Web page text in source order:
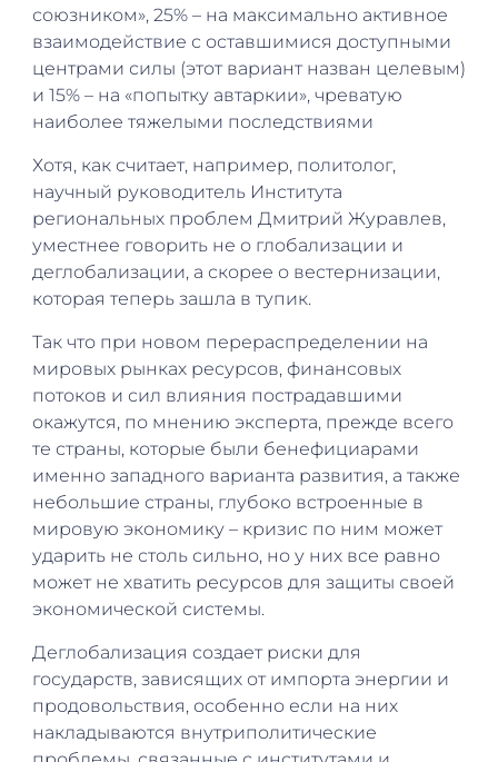
союзником», 25% – на максимально активное
взаимодействие с оставшимися доступными
центрами силы (этот вариант назван целевым)
и 15% – на «попытку автаркии», чреватую
наиболее тяжелыми последствиями
Хотя, как считает, например, политолог,
научный руководитель Института
региональных проблем Дмитрий Журавлев,
уместнее говорить не о глобализации и
деглобализации, а скорее о вестернизации,
которая теперь зашла в тупик.
Так что при новом перераспределении на
мировых рынках ресурсов, финансовых
потоков и сил влияния пострадавшими
окажутся, по мнению эксперта, прежде всего
те страны, которые были бенефициарами
именно западного варианта развития, а также
небольшие страны, глубоко встроенные в
мировую экономику – кризис по ним может
ударить не столь сильно, но у них все равно
может не хватить ресурсов для защиты своей
экономической системы.
Деглобализация создает риски для
государств, зависящих от импорта энергии и
продовольствия, особенно если на них
накладываются внутриполитические